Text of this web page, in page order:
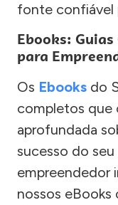
fonte confiável
Ebooks:
para
Os Ebooks do
completos que
aprofundada
sucesso do
empreendedor
nossos